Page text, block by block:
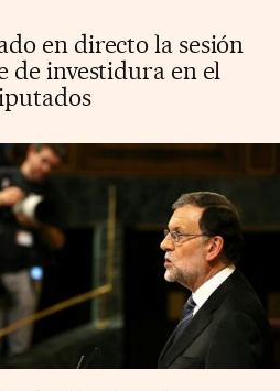
en directo la sesión
de investidura en el